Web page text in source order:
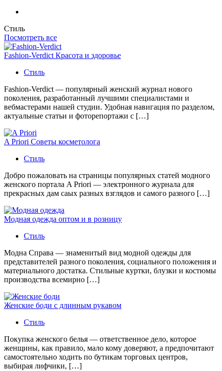
Стиль
Посмотреть все
Fashion-Verdict Красота и здоровье
Стиль
Fashion-Verdict — популярный женский журнал нового
поколения, разработанный лучшими специалистами и
вебмастерами нашей студии. Удобная навигация по разделом,
актуальные статьи и фоторепортажи с […]
A Priori Советы косметолога
Стиль
Добро пожаловать на страницы популярных статей модного
женского портала A Priori — электронного журнала для
прекрасных дам саых разных взглядов и самого разного […]
Модная одежда оптом и в розницу
Стиль
Модна Справа — знаменитый вид модной одежды для
представителей разного поколения, социального положения и
материального достатка. Стильные куртки, блузки и костюмы
производства всемирно […]
Женские боди с длинным рукавом
Стиль
Покупка женского белья — ответственное дело, которое
женщины, как правило, мало кому доверяют, а предпочитают
самостоятельно ходить по бутикам торговых центров,
выбирая лифчики, […]